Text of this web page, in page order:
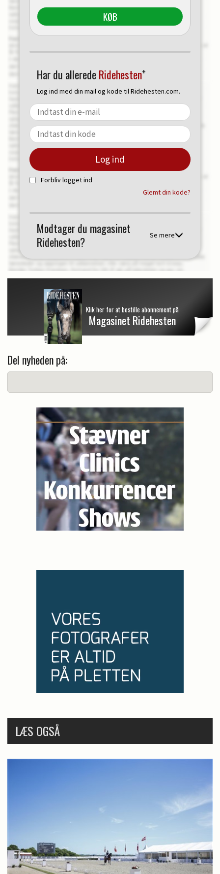
KØB
Har du alleredeRidehesten+
Log ind med din mail og kode til Ridehesten.com.
Forbliv logget ind
Glemt din kode?
Modtager du magasinet
Ridehesten?
Se mere
Klik her for at bestille abonnement på
Magasinet Ridehesten
Del nyheden på:
LÆS OGSÅ